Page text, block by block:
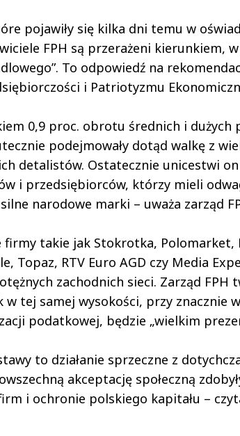
pojawiły się kilka dni temu w
FPH są przerażeni kierunkiem,
To odpowiedź na
i Patriotyzmu
0,9 proc. obrotu średnich i dużych
podejmowały dotąd walkę z
detalistów. Ostatecznie unicestwi
i przedsiębiorców, którzy mieli
narodowe marki – uważa zarząd
takie jak Stokrotka, Polomarket,
Topaz, RTV Euro AGD czy Media
zachodnich sieci. Zarząd FPH
tej samej wysokości, przy znacznie
podatkowej, będzie „wielkim
to działanie sprzeczne z
akceptację społeczną
i ochronie polskiego kapitału –